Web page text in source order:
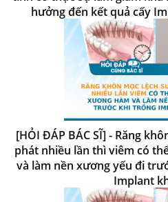
hưởng đến kết quả cấy
[HỎI ĐÁP BÁC SĨ] - Răng
phát nhiều lần thì viêm có
và làm nền xương yếu đi
Implant